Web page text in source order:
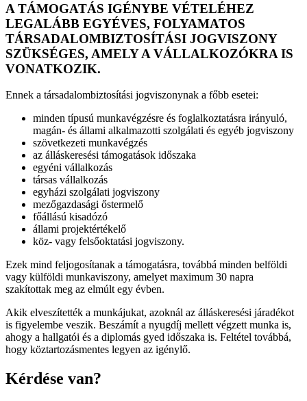
A TÁMOGATÁS IGÉNYBE VÉTELÉHEZ
LEGALÁBB EGYÉVES, FOLYAMATOS
TÁRSADALOMBIZTOSÍTÁSI JOGVISZONY
SZÜKSÉGES, AMELY A VÁLLALKOZÓKRA IS
VONATKOZIK.
Ennek a társadalombiztosítási jogviszonynak a főbb esetei:
minden típusú munkavégzésre és foglalkoztatásra irányuló,
magán- és állami alkalmazotti szolgálati és egyéb jogviszony
szövetkezeti munkavégzés
az álláskeresési támogatások időszaka
egyéni vállalkozás
társas vállalkozás
egyházi szolgálati jogviszony
mezőgazdasági őstermelő
főállású kisadózó
állami projektértékelő
köz- vagy felsőoktatási jogviszony.
Ezek mind feljogosítanak a támogatásra, továbbá minden belföldi
vagy külföldi munkaviszony, amelyet maximum 30 napra
szakítottak meg az elmúlt egy évben.
Akik elveszítették a munkájukat, azoknál az álláskeresési járadékot
is figyelembe veszik. Beszámít a nyugdíj mellett végzett munka is,
ahogy a hallgatói és a diplomás gyed időszaka is. Feltétel továbbá,
hogy köztartozásmentes legyen az igénylő.
Kérdése van?